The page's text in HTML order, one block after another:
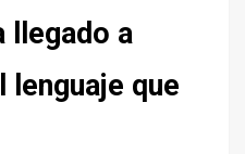
llegado a
lenguaje que